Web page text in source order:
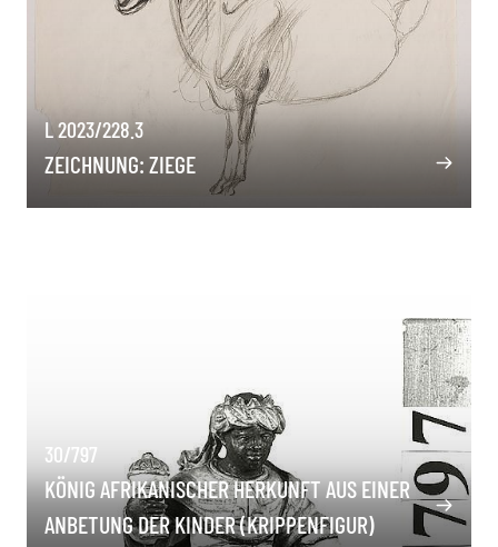
L 2023/228.3
ZEICHNUNG: ZIEGE
30/797
KÖNIG AFRIKANISCHER HERKUNFT AUS EINER
ANBETUNG DER KINDER (KRIPPENFIGUR)